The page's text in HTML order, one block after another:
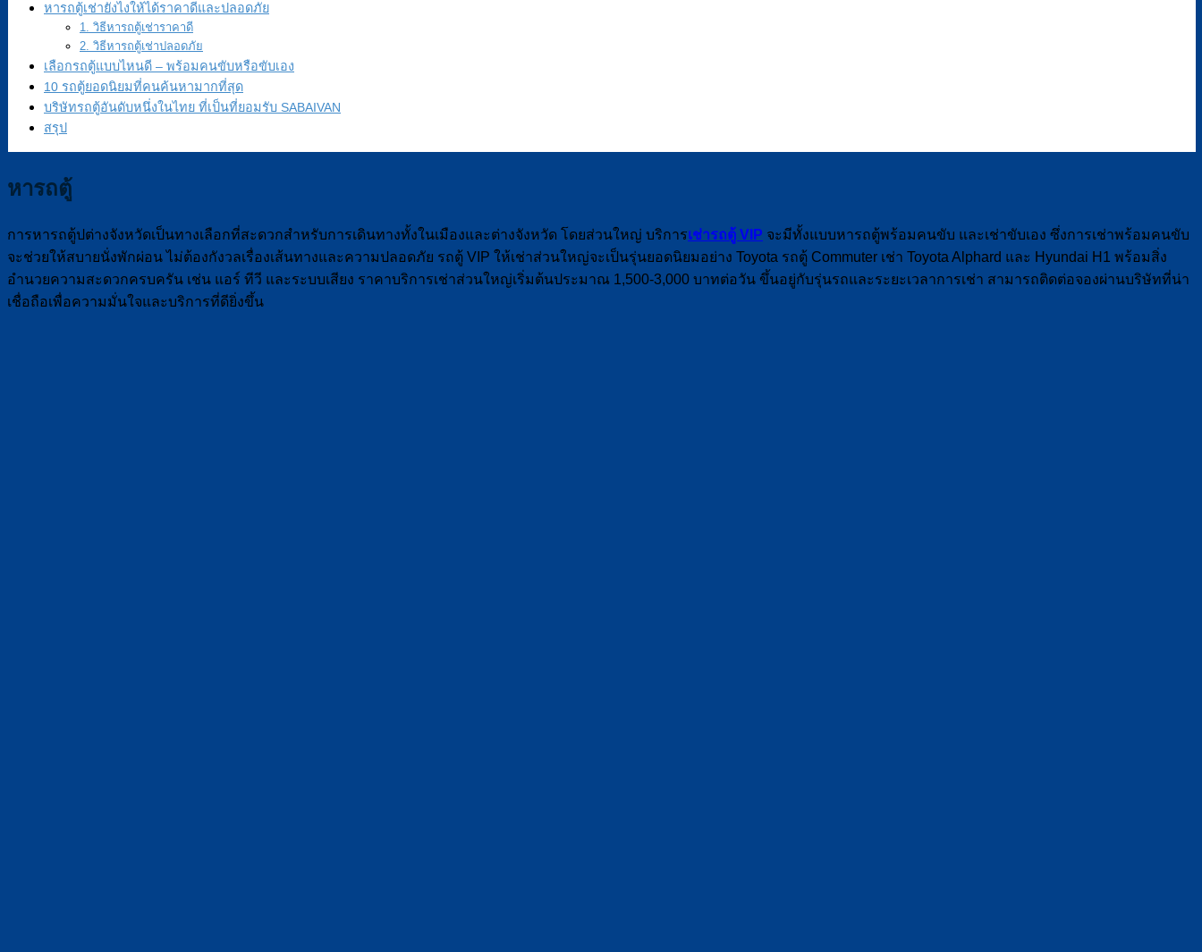
หารถตู้เช่ายังไงให้ได้ราคาดีและปลอดภัย
1. วิธีหารถตู้เช่าราคาดี
2. วิธีหารถตู้เช่าปลอดภัย
เลือกรถตู้แบบไหนดี – พร้อมคนขับหรือขับเอง
10 รถตู้ยอดนิยมที่คนค้นหามากที่สุด
บริษัทรถตู้อันดับหนึ่งในไทย ที่เป็นที่ยอมรับ SABAIVAN
สรุป
หารถตู้
การหารถตู้ปต่างจังหวัดเป็นทางเลือกที่สะดวกสำหรับการเดินทางทั้งในเมืองและต่างจังหวัด โดยส่วนใหญ่ บริการเช่ารถตู้ VIP จะมีทั้งแบบหารถตู้พร้อมคนขับ และเช่าขับเอง ซึ่งการเช่าพร้อมคนขับ
จะช่วยให้สบายนั่งพักผ่อน ไม่ต้องกังวลเรื่องเส้นทางและความปลอดภัย รถตู้ VIP ให้เช่าส่วนใหญ่จะเป็นรุ่นยอดนิยมอย่าง Toyota รถตู้ Commuter เช่า Toyota Alphard และ Hyundai H1 พร้อมสิ่ง
อำนวยความสะดวกครบครัน เช่น แอร์ ทีวี และระบบเสียง ราคาบริการเช่าส่วนใหญ่เริ่มต้นประมาณ 1,500-3,000 บาทต่อวัน ขึ้นอยู่กับรุ่นรถและระยะเวลาการเช่า สามารถติดต่อจองผ่านบริษัทที่น่า
เชื่อถือเพื่อความมั่นใจและบริการที่ดียิ่งขึ้น